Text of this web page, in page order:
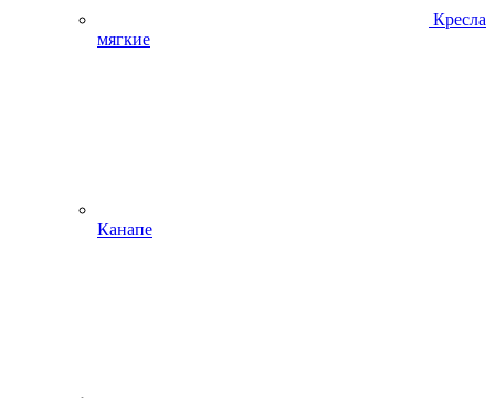
Кресла
мягкие
Канапе